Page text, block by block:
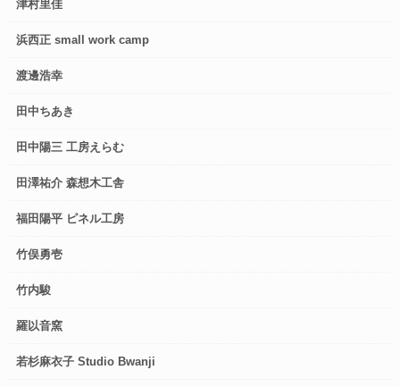
津村里佳
浜西正 small work camp
渡邊浩幸
田中ちあき
田中陽三 工房えらむ
田澤祐介 森想木工舎
福田陽平 ピネル工房
竹俣勇壱
竹内駿
羅以音窯
若杉麻衣子 Studio Bwanji